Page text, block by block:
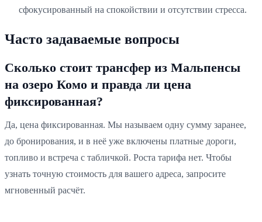
сфокусированный на спокойствии и отсутствии стресса.
Часто задаваемые вопросы
Сколько стоит трансфер из Мальпенсы
на озеро Комо и правда ли цена
фиксированная?
Да, цена фиксированная. Мы называем одну сумму заранее,
до бронирования, и в неё уже включены платные дороги,
топливо и встреча с табличкой. Роста тарифа нет. Чтобы
узнать точную стоимость для вашего адреса, запросите
мгновенный расчёт.